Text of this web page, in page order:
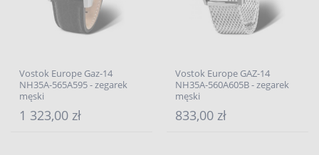
Vostok Europe Gaz-14
NH35A-565A595 - zegarek
męski
1 323,00 zł
Vostok Europe GAZ-14
NH35A-560A605B - zegarek
męski
833,00 zł